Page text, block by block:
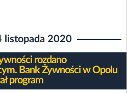
listopada 2020
rozdano
Bank Żywności w Opolu
program